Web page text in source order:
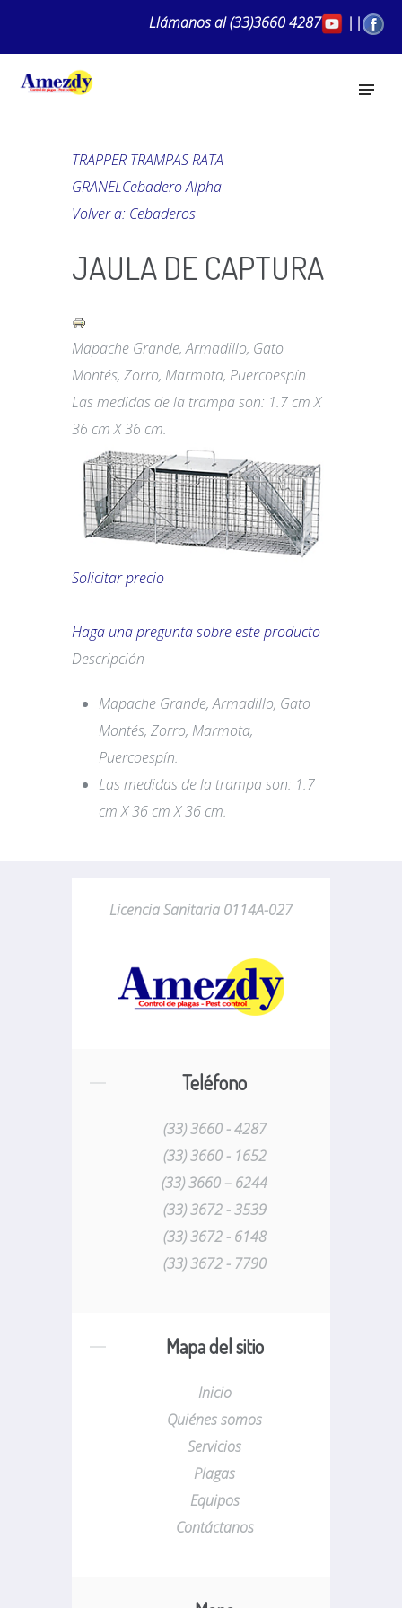
Llámanos al(33)3660 4287 ||
TRAPPER TRAMPAS RATA
GRANELCebadero Alpha
Volver a: Cebaderos
JAULA DE CAPTURA
Mapache Grande, Armadillo, Gato
Montés, Zorro, Marmota, Puercoespín.
Las medidas de la trampa son: 1.7 cm X
36 cm X 36 cm.
Solicitar precio
Haga una pregunta sobre este producto
Descripción
Mapache Grande, Armadillo, Gato
Montés, Zorro, Marmota,
Puercoespín.
Las medidas de la trampa son: 1.7
cm X 36 cm X 36 cm.
Licencia Sanitaria 0114A-027
Teléfono
(33) 3660 - 4287
(33) 3660 - 1652
(33) 3660 – 6244
(33) 3672 - 3539
(33) 3672 - 6148
(33) 3672 - 7790
Mapa del sitio
Inicio
Quiénes somos
Servicios
Plagas
Equipos
Contáctanos